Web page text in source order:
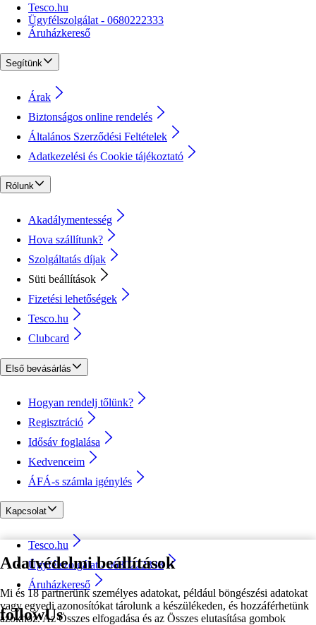
Adatvédelmi beállítások
Mi és 18 partnerünk személyes adatokat, például böngészési adatokat
vagy egyedi azonosítókat tárolunk a készülékeden, és hozzáférhetünk
azokhoz. Az Összes elfogadása és az Összes elutasítása gombok
Tesco.hu
Ügyfélszolgálat - 0680222333
Áruházkereső
Segítünk
Árak
Biztonságos online rendelés
Általános Szerződési Feltételek
Adatkezelési és Cookie tájékoztató
Rólunk
Akadálymentesség
Hova szállítunk?
Szolgáltatás díjak
Süti beállítások
Fizetési lehetőségek
Tesco.hu
Clubcard
Első bevásárlás
Hogyan rendelj tőlünk?
Regisztráció
Idősáv foglalása
Kedvenceim
ÁFÁ-s számla igénylés
Kapcsolat
Tesco.hu
Ügyfélszolgálat - 0680222333
Áruházkereső
followUs